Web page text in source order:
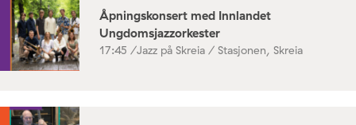
Åpningskonsert med Innlandet
Ungdomsjazzorkester
17:45 /Jazz på Skreia / Stasjonen, Skreia